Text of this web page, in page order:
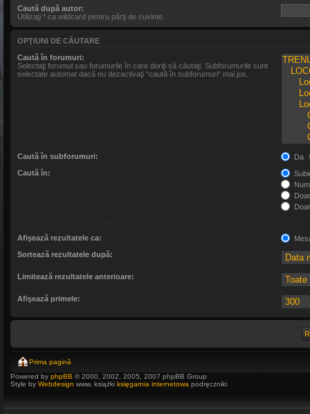
Caută după autor:
Utilizaţi * ca wildcard pentru părţi de cuvinte.
OPŢIUNI DE CĂUTARE
Caută în forumuri:
Selectaţi forumul sau forumurile în care doriţi să căutaţi. Subforumurile sunt
selectate automat dacă nu dezactivaţi “caută în subforumuri“ mai jos.
Caută în subforumuri:
Da
Caută în:
Afişează rezultatele ca:
Sortează rezultatele după:
Limitează rezultatele anterioare:
Afişează primele:
Prima pagină
Powered by phpBB © 2000, 2002, 2005, 2007 phpBB Group
Style by Webdesign www, książki księgarnia internetowa podręczniki